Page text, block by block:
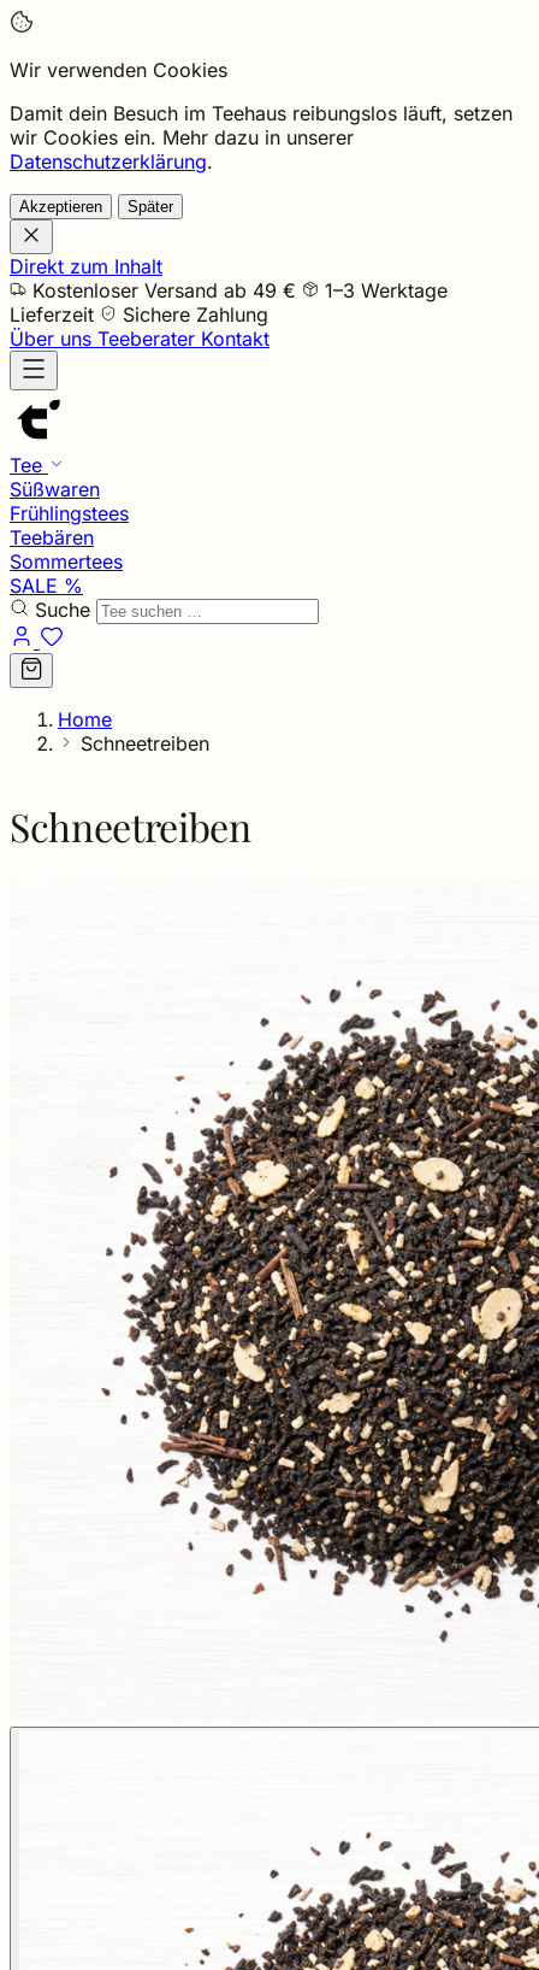
Wir verwenden Cookies
Damit dein Besuch im Teehaus reibungslos läuft, setzen
wir Cookies ein. Mehr dazu in unserer
Datenschutzerklärung.
Akzeptieren Später
Direkt zum Inhalt
Kostenloser Versand ab 49 €
1–3 Werktage
Lieferzeit
Sichere Zahlung
Über uns Teeberater Kontakt
Tee
Süßwaren
Frühlingstees
Teebären
Sommertees
SALE %
Suche
Home
Schneetreiben
Schneetreiben